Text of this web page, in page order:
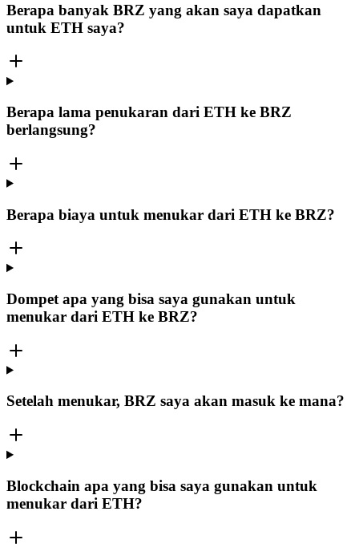
Berapa banyak BRZ yang akan saya dapatkan
untuk ETH saya?
Berapa lama penukaran dari ETH ke BRZ
berlangsung?
Berapa biaya untuk menukar dari ETH ke BRZ?
Dompet apa yang bisa saya gunakan untuk
menukar dari ETH ke BRZ?
Setelah menukar, BRZ saya akan masuk ke mana?
Blockchain apa yang bisa saya gunakan untuk
menukar dari ETH?